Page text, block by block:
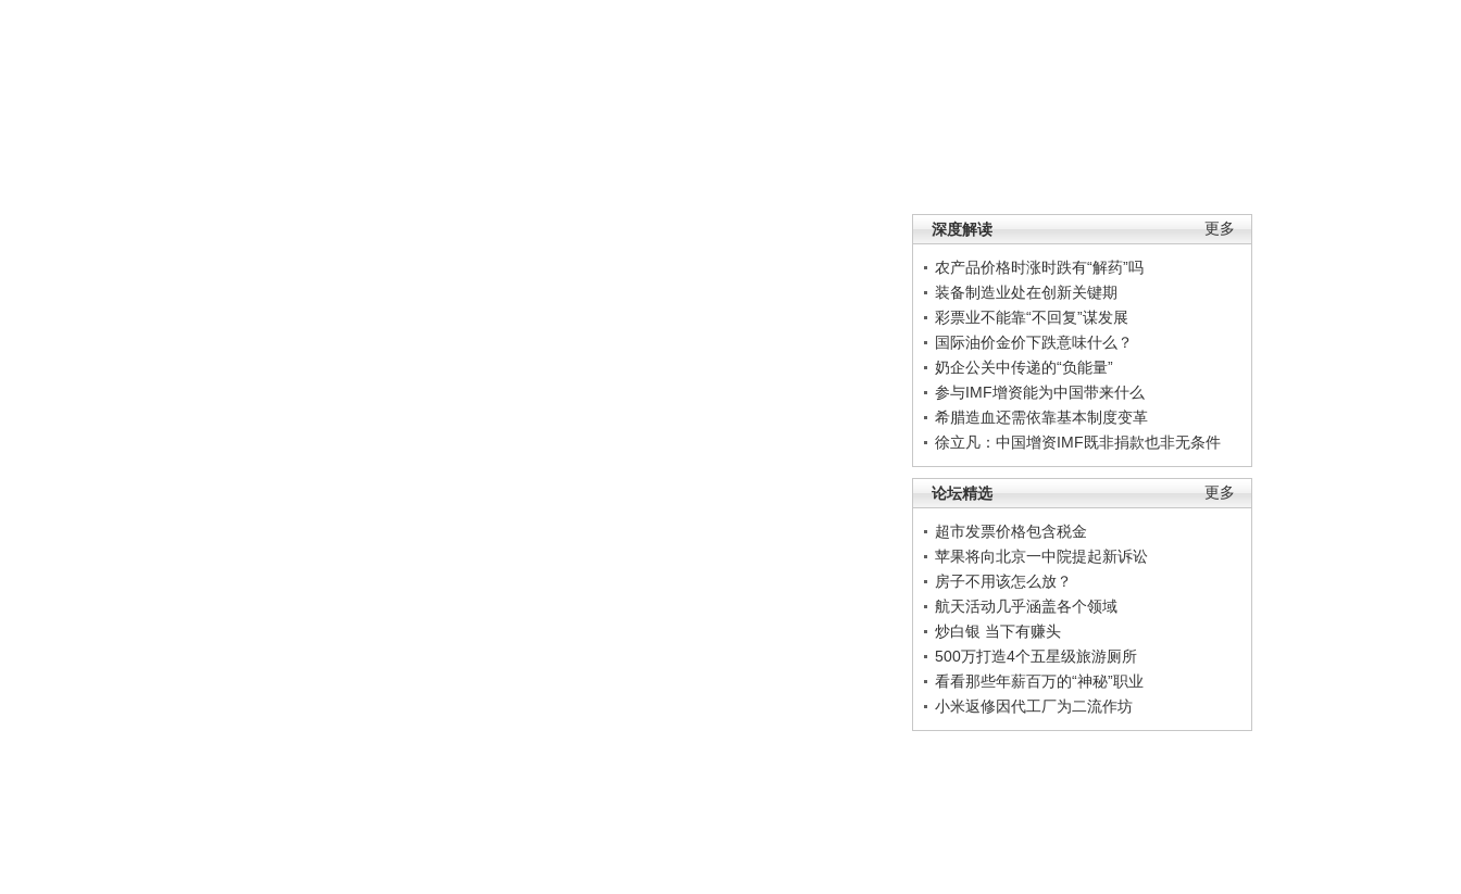
更多
深度解读
农产品价格时涨时跌有“解药”吗
装备制造业处在创新关键期
彩票业不能靠“不回复”谋发展
国际油价金价下跌意味什么？
奶企公关中传递的“负能量”
参与IMF增资能为中国带来什么
希腊造血还需依靠基本制度变革
徐立凡：中国增资IMF既非捐款也非无条件
更多
论坛精选
超市发票价格包含税金
苹果将向北京一中院提起新诉讼
房子不用该怎么放？
航天活动几乎涵盖各个领域
炒白银 当下有赚头
500万打造4个五星级旅游厕所
看看那些年薪百万的“神秘”职业
小米返修因代工厂为二流作坊